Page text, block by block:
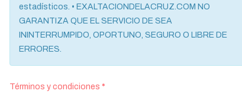
estadísticos. • EXALTACIONDELACRUZ.COM NO
GARANTIZA QUE EL SERVICIO DE SEA
ININTERRUMPIDO, OPORTUNO, SEGURO O LIBRE DE
ERRORES.
Términos y condiciones *